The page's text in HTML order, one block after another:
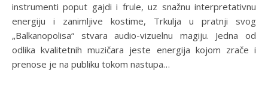
instrumenti poput gajdi i frule, uz snažnu interpretativnu
energiju i zanimljive kostime, Trkulja u pratnji svog
„Balkanopolisa“ stvara audio-vizuelnu magiju. Jedna od
odlika kvalitetnih muzičara jeste energija kojom zrače i
prenose je na publiku tokom nastupa…